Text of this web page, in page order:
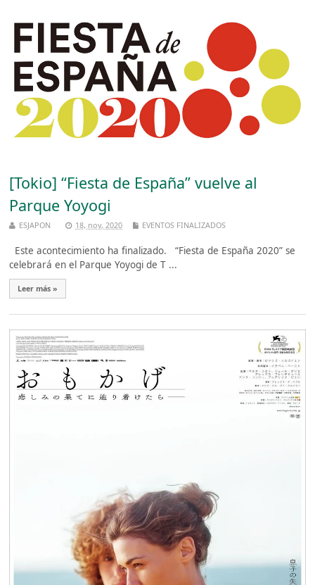
[Tokio] “Fiesta de España” vuelve al
Parque Yoyogi
ESJAPON 18, nov, 2020 EVENTOS FINALIZADOS
Este acontecimiento ha finalizado. “Fiesta de España 2020” se
celebrará en el Parque Yoyogi de T ...
Leer más »